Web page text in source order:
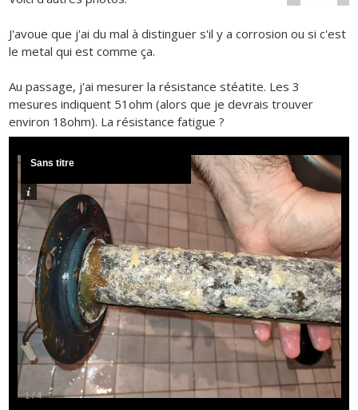
J'avoue que j'ai du mal à distinguer s'il y a corrosion ou si c'est
le metal qui est comme ça.
Au passage, j'ai mesurer la résistance stéatite. Les 3
mesures indiquent 51ohm (alors que je devrais trouver
environ 18ohm). La résistance fatigue ?
1/4
Sans titre